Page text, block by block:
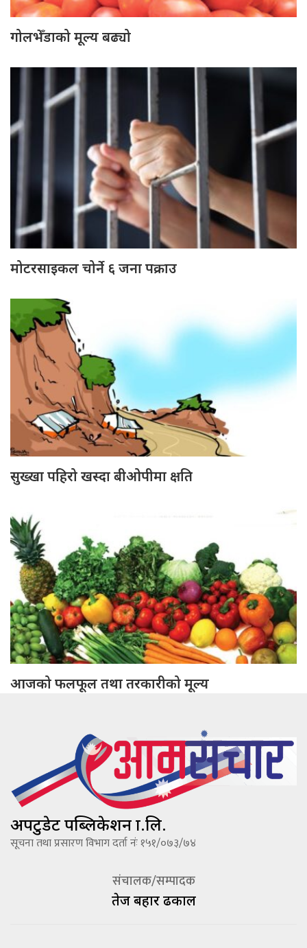
गोलभेँडाको मूल्य बढ्यो
मोटरसाइकल चोर्ने ६ जना पक्राउ
सुख्खा पहिरो खस्दा बीओपीमा क्षति
आजको फलफूल तथा तरकारीको मूल्य
अपटुडेट पब्लिकेशन प्रा.लि.
सूचना तथा प्रसारण विभाग दर्ता नंः १५१/०७३/७४
संचालक/सम्पादक
तेज बहादूर ढकाल